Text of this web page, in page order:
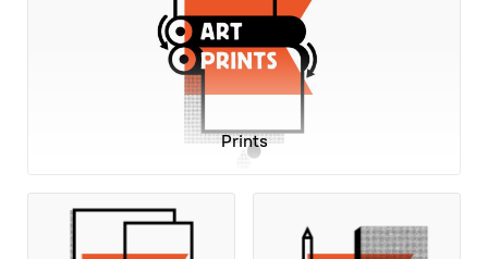
Prints